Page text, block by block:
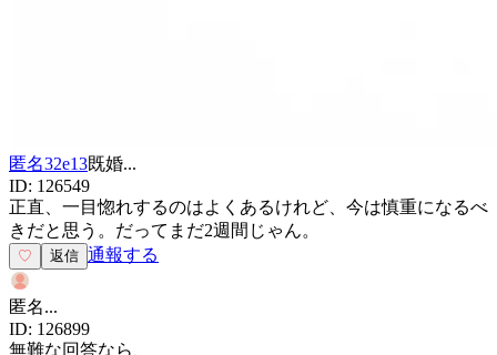
匿名32e13既婚...
ID: 126549
正直、一目惚れするのはよくあるけれど、今は慎重になるべ
きだと思う。だってまだ2週間じゃん。
♡ 返信 通報する
匿名...
ID: 126899
無難な回答なら、